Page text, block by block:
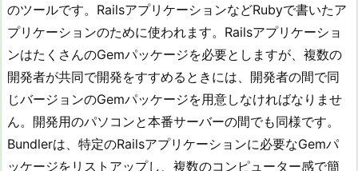
のツールです。RailsアプリケーションなどRubyで書いたア
プリケーションのために使われます。Railsアプリケーショ
ンはたくさんのGemパッケージを必要としますが、複数の
開発者が共同で開発をすすめるときには、開発者の間で同
じバージョンのGemパッケージを用意しなければなりませ
ん。開発用のパソコンと本番サーバーの間でも同様です。
Bundlerは、特定のRailsアプリケーションに必要なGemパ
ッケージをリストアップし、複数のコンピューター感で簡